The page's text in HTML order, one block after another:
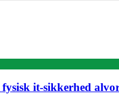
fysisk it-sikkerhed